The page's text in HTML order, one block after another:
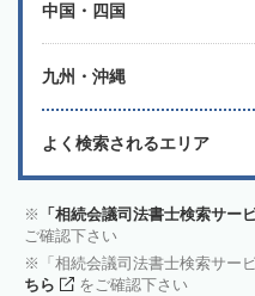
中国・四国
九州・沖縄
よく検索されるエリア
「相続会議司法書士検索サー
ご確認下さい
「相続会議司法書士検索サー
ちら
をご確認下さい